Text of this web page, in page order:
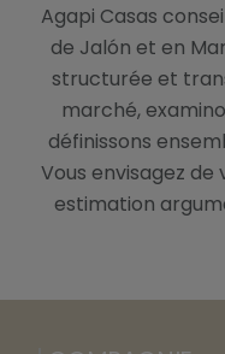
Agapi Casas
de Jalón et en
structurée et
marché,
définissons
Vous envisagez de
estimation